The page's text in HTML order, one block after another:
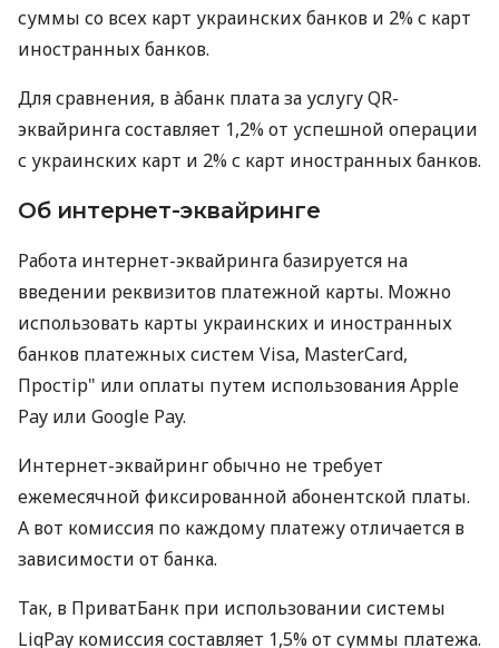
суммы со всех карт украинских банков и 2% с карт
иностранных банков.
Для сравнения, в àбанк плата за услугу QR-
эквайринга составляет 1,2% от успешной операции
с украинских карт и 2% с карт иностранных банков.
Об интернет-эквайринге
Работа интернет-эквайринга базируется на
введении реквизитов платежной карты. Можно
использовать карты украинских и иностранных
банков платежных систем Visa, MasterCard,
Простір" или оплаты путем использования Apple
Pay или Google Pay.
Интернет-эквайринг обычно не требует
ежемесячной фиксированной абонентской платы.
А вот комиссия по каждому платежу отличается в
зависимости от банка.
Так, в ПриватБанк при использовании системы
LiqPay комиссия составляет 1,5% от суммы платежа.